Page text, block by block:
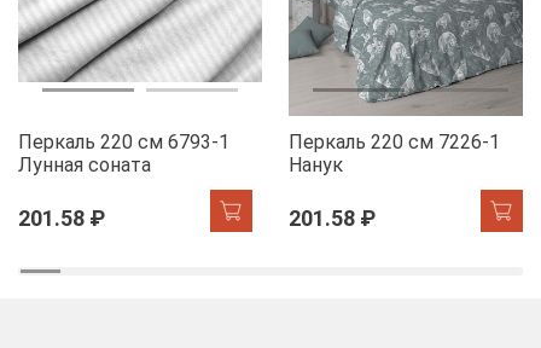
Перкаль 220 см 6793-1
Лунная соната
201.58 ₽
Перкаль 220 см 7226-1
Нанук
201.58 ₽